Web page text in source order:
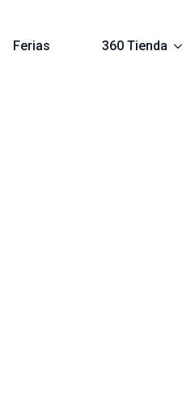
Ferias 360 Tienda